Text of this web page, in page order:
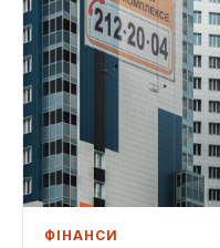
ФІНАНСИ